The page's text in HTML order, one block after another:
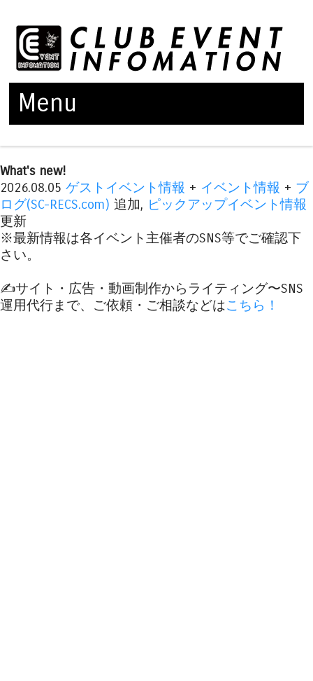
Menu
What's new!
2026.08.05 ゲストイベント情報 + イベント情報 + ブ
ログ(SC-RECS.com) 追加, ピックアップイベント情報
更新
※最新情報は各イベント主催者のSNS等でご確認下
さい。
✍️サイト・広告・動画制作からライティング〜SNS
運用代行まで、ご依頼・ご相談などはこちら！